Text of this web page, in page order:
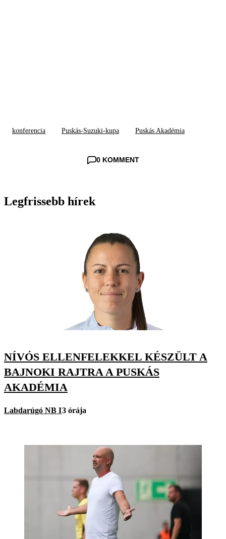
konferencia Puskás-Suzuki-kupa Puskás Akadémia
0 KOMMENT
Legfrissebb hírek
NÍVÓS ELLENFELEKKEL KÉSZÜLT A
BAJNOKI RAJTRA A PUSKÁS
AKADÉMIA
Labdarúgó NB I3 órája